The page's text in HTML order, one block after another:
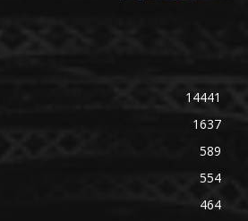
14441
1637
589
554
464